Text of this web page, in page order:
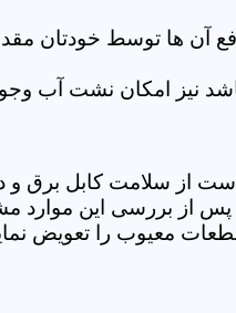
آن ها توسط خودتان
نیز امکان نشت آب
از سلامت کابل برق و
از بررسی این موارد
معیوب را تعویض